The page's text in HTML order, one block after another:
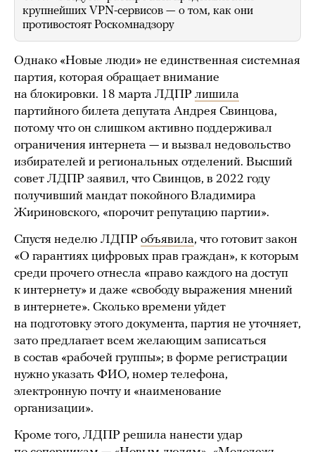
крупнейших VPN-сервисов — о том, как они
противостоят Роскомнадзору
Однако «Новые люди» не единственная системная
партия, которая обращает внимание
на блокировки. 18 марта ЛДПР лишила
партийного билета депутата Андрея Свинцова,
потому что он слишком активно поддерживал
ограничения интернета — и вызвал недовольство
избирателей и региональных отделений. Высший
совет ЛДПР заявил, что Свинцов, в 2022 году
получивший мандат покойного Владимира
Жириновского, «порочит репутацию партии».
Спустя неделю ЛДПР объявила, что готовит закон
«О гарантиях цифровых прав граждан», к которым
среди прочего отнесла «право каждого на доступ
к интернету» и даже «свободу выражения мнений
в интернете». Сколько времени уйдет
на подготовку этого документа, партия не уточняет,
зато предлагает всем желающим записаться
в состав «рабочей группы»; в форме регистрации
нужно указать ФИО, номер телефона,
электронную почту и «наименование
организации».
Кроме того, ЛДПР решила нанести удар